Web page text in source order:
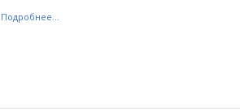
Подробнее...